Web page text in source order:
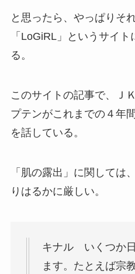
と思ったら、やっぱりそ
「LoGiRL」というサイ
る。
このサイトの記事で、Ｊ
プテンがこれまでの４年
を話している。
「肌の露出」に関しては
りはるかに厳しい。
キナル いくつか
ます。たとえば宗